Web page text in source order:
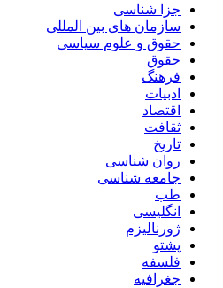
جزا شناسی
سازمان های بین المللی
حقوق و علوم سیاسی
حقوق
فرهنگ
ادبیات
اقتصاد
ثقافت
تاریخ
روان شناسی
جامعه شناسی
طب
انگلیسی
ژورنالیزم
پشتو
فلسفه
جغرافیه